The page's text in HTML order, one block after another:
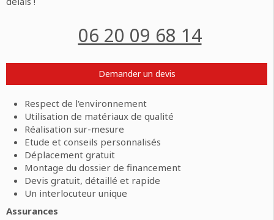
06 20 09 68 14
Demander un devis
Respect de l'environnement
Utilisation de matériaux de qualité
Réalisation sur-mesure
Etude et conseils personnalisés
Déplacement gratuit
Montage du dossier de financement
Devis gratuit, détaillé et rapide
Un interlocuteur unique
Assurances